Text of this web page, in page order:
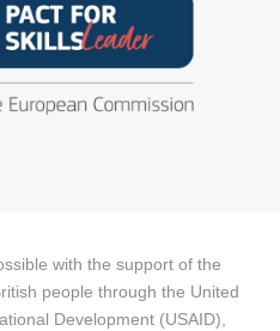
with the support of the
people through the United
Development (USAID),